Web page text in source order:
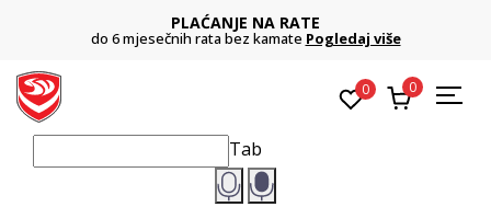
PLAĆANJE NA RATE
do 6 mjesečnih rata bez kamate Pogledaj više
0 0
Tab